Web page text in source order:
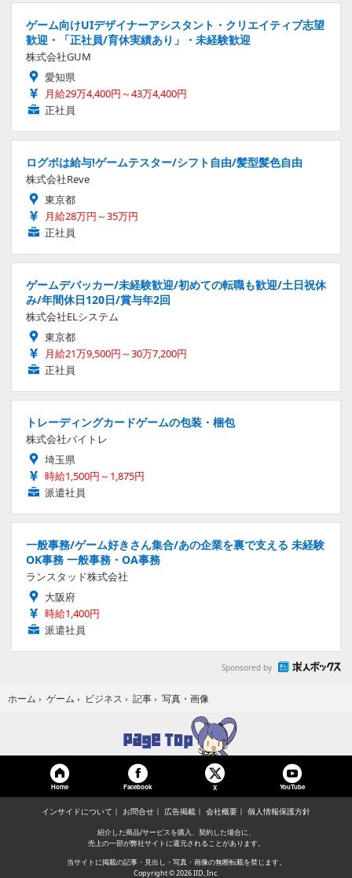
ゲーム向けUIデザイナーアシスタント・クリエイティブ志望
歓迎・「正社員/育休実績あり」・未経験歓迎
株式会社GUM
愛知県
月給29万4,400円～43万4,400円
正社員
ログボは給与!ゲームテスター/シフト自由/髪型髪色自由
株式会社Reve
東京都
月給28万円～35万円
正社員
ゲームデバッカー/未経験歓迎/初めての転職も歓迎/土日祝休
み/年間休日120日/賞与年2回
株式会社ELシステム
東京都
月給21万9,500円～30万7,200円
正社員
トレーディングカードゲームの包装・梱包
株式会社バイトレ
埼玉県
時給1,500円～1,875円
派遣社員
一般事務/ゲーム好きさん集合/あの企業を裏で支える 未経験
OK事務 一般事務・OA事務
ランスタッド株式会社
大阪府
時給1,400円
派遣社員
Sponsored by
ホーム › ゲーム › ビジネス › 記事 › 写真・画像
Home Facebook X YouTube
インサイドについて お問合せ 広告掲載 会社概要 個人情報保護方針
紹介した商品/サービスを購入、契約した場合に、
売上の一部が弊社サイトに還元されることがあります。
当サイトに掲載の記事・見出し・写真・画像の無断転載を禁じます。
Copyright © 2026 IID, Inc.